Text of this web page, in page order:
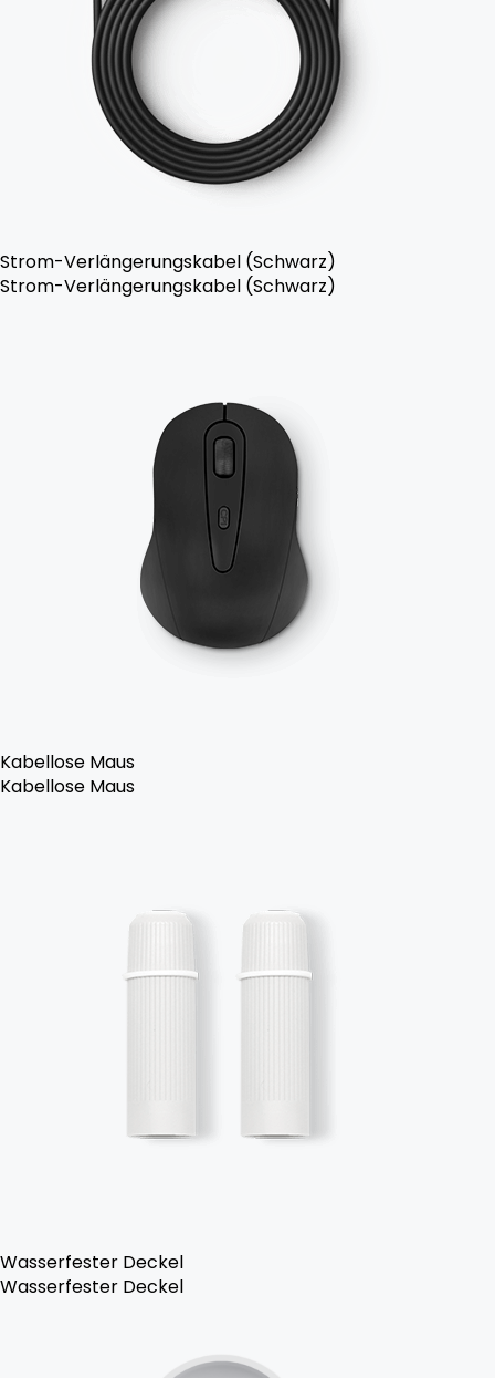
Strom-Verlängerungskabel (Schwarz)
Strom-Verlängerungskabel (Schwarz)
Kabellose Maus
Kabellose Maus
Wasserfester Deckel
Wasserfester Deckel